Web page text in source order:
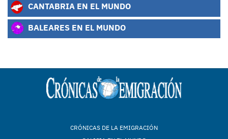
CANTABRIA EN EL MUNDO
BALEARES EN EL MUNDO
CRÓNICAS DE LA EMIGRACIÓN